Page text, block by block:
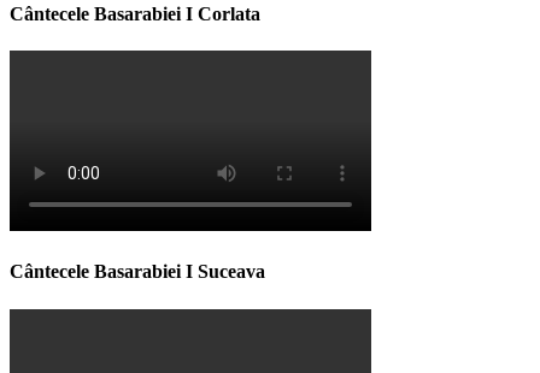
Cântecele Basarabiei I Corlata
Cântecele Basarabiei I Suceava